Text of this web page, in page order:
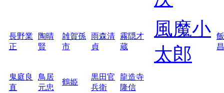
長野業
正
陶晴
賢
雑賀孫
市
雨森清
貞
霧隠才
蔵
風魔小
太郎
昌
鬼庭良
直
鳥居
元忠
鶴姫
黒田官
兵衛
龍造寺
隆信